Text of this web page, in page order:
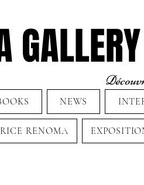
GALLERY
NEWS
RENOMA